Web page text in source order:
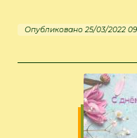
Опубликовано 25/03/2022